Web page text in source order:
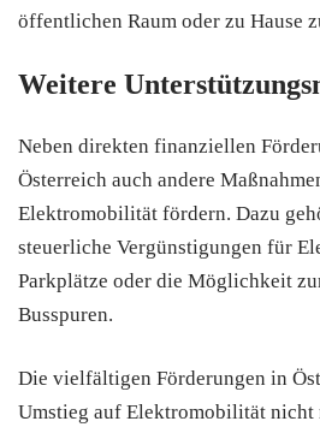
öffentlichen Raum oder zu Hause
Weitere
Neben direkten finanziellen
Österreich auch andere
Elektromobilität fördern. Dazu
steuerliche Vergünstigungen für
Parkplätze oder die Möglichkeit
Busspuren.
Die vielfältigen Förderungen in
Umstieg auf Elektromobilität